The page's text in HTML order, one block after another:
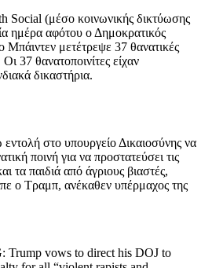
(μέσο κοινωνικής δικτύωσης
ημέρα αφότου ο Δημοκρατικός
μετέτρεψε 37 θανατικές
37 θανατοποινίτες είχαν
δικαστήρια.
στο υπουργείο Δικαιοσύνης να
ποινή για να προστατεύσει τις
τα παιδιά από άγριους βιαστές,
ο Τραμπ, ανέκαθεν υπέρμαχος της
vows to direct his DOJ to